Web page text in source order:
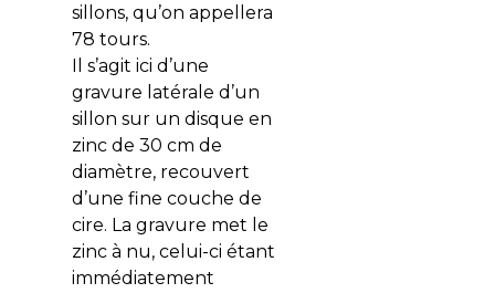
sillons, qu’on appellera
78 tours.
Il s’agit ici d’une
gravure latérale d’un
sillon sur un disque en
zinc de 30 cm de
diamètre, recouvert
d’une fine couche de
cire. La gravure met le
zinc à nu, celui-ci étant
immédiatement